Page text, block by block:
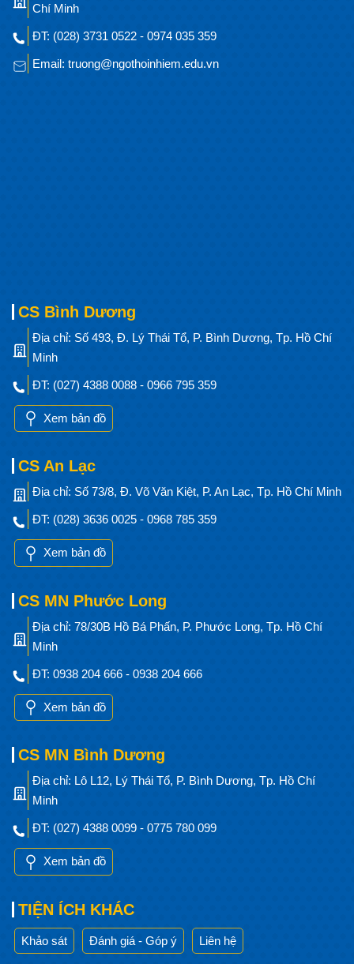
Chí Minh
ĐT: (028) 3731 0522 - 0974 035 359
Email: truong@ngothoinhiem.edu.vn
CS Bình Dương
Địa chỉ: Số 493, Đ. Lý Thái Tổ, P. Bình Dương, Tp. Hồ Chí
Minh
ĐT: (027) 4388 0088 - 0966 795 359
Xem bản đồ
CS An Lạc
Địa chỉ: Số 73/8, Đ. Võ Văn Kiệt, P. An Lạc, Tp. Hồ Chí Minh
ĐT: (028) 3636 0025 - 0968 785 359
Xem bản đồ
CS MN Phước Long
Địa chỉ: 78/30B Hồ Bá Phấn, P. Phước Long, Tp. Hồ Chí
Minh
ĐT: 0938 204 666 - 0938 204 666
Xem bản đồ
CS MN Bình Dương
Địa chỉ: Lô L12, Lý Thái Tổ, P. Bình Dương, Tp. Hồ Chí
Minh
ĐT: (027) 4388 0099 - 0775 780 099
Xem bản đồ
TIỆN ÍCH KHÁC
Khảo sát Đánh giá - Góp ý Liên hệ